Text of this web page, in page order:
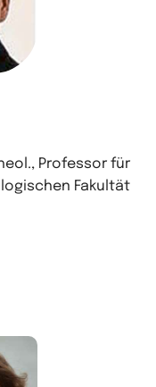
Professor für
Fakultät